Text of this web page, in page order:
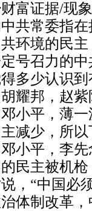
富证据/现
共常委指
环境的民
号召力的
多少认识
耀邦，赵
小平，薄
减少，所
小平，李
民主被机
，“中国必
体制改革